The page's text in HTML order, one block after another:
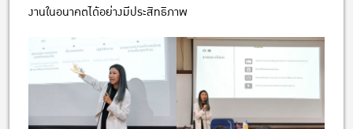
งานในอนาคตได้อย่างมีประสิทธิภาพ